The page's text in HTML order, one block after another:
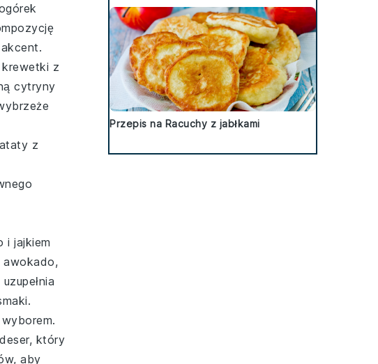
z
cytryny
z
i jajkiem
awokado,
który
aby
Przepis na Racuchy z jabłkami